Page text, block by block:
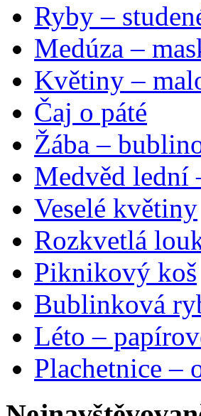
Ryby –
Medúza –
Květiny –
Čaj o páté
Žába –
Medvěd lední
Veselé květiny
Rozkvetlá
Piknikový koš
Bublinková
Léto –
Plachetnice –